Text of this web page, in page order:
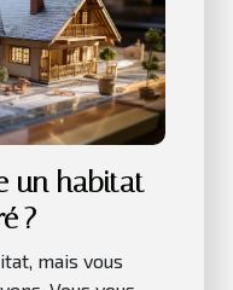
un habitat
?
mais vous